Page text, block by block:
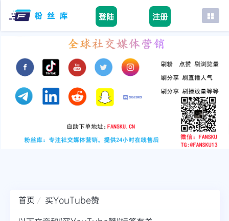
登陆 注册
首页
tiktok
youtube
instagram
首页
买YouTube赞